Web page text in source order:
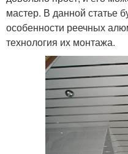
мастер. В данной статье
особенности реечных
технология их монтажа.